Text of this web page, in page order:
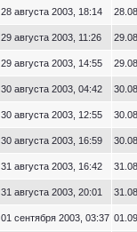
28 августа 2003, 18:14
29 августа 2003, 11:26
29 августа 2003, 14:55
30 августа 2003, 04:42
30 августа 2003, 12:55
30 августа 2003, 16:59
31 августа 2003, 16:42
31 августа 2003, 20:01
01 сентября 2003, 03:37